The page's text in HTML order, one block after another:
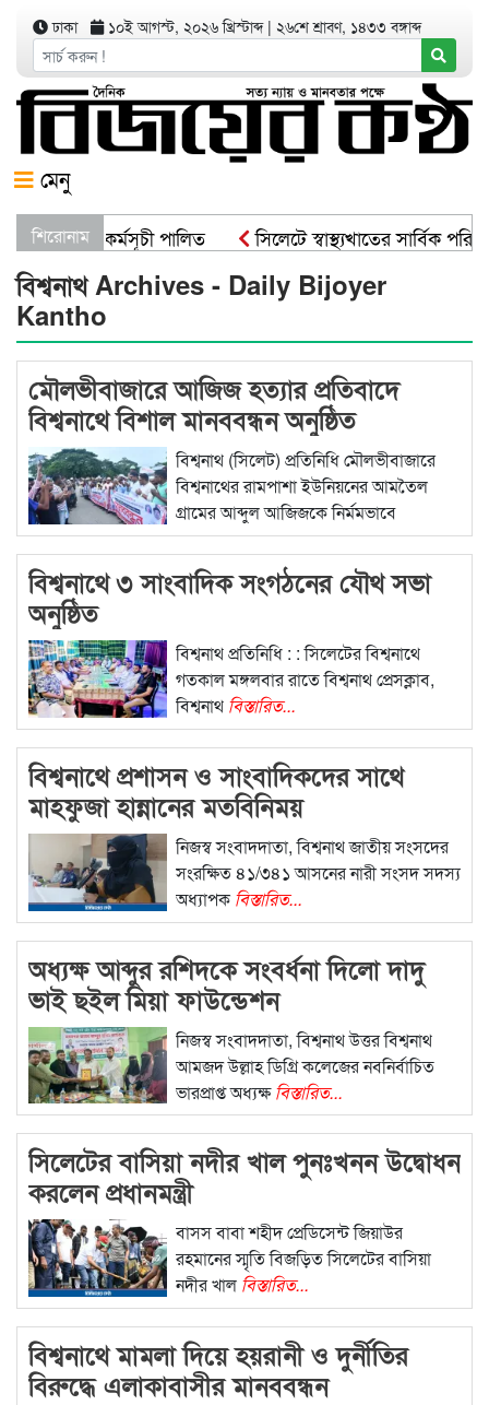
ঢাকা ১০ই আগস্ট, ২০২৬ খ্রিস্টাব্দ| ২৬শে শ্রাবণ, ১৪৩৩ বঙ্গাব্দ
মেনু
শিরোনাম
বৃক্ষরোপণ কর্মসূচী পালিত সিলেটে স্বাস্থ্যখাতের সার্বিক
বিশ্বনাথ Archives - Daily Bijoyer
Kantho
মৌলভীবাজারে আজিজ হত্যার প্রতিবাদে
বিশ্বনাথে বিশাল মানববন্ধন অনুষ্ঠিত
​বিশ্বনাথ (সিলেট) প্রতিনিধি মৌলভীবাজারে
বিশ্বনাথের রামপাশা ইউনিয়নের আমতৈল
গ্রামের আব্দুল আজিজকে নির্মমভাবে
বিস্তারিত...
বিশ্বনাথে ৩ সাংবাদিক সংগঠনের যৌথ সভা
অনুষ্ঠিত
বিশ্বনাথ প্রতিনিধি : : সিলেটের বিশ্বনাথে
গতকাল মঙ্গলবার রাতে বিশ্বনাথ প্রেসক্লাব,
বিশ্বনাথ বিস্তারিত...
বিশ্বনাথে প্রশাসন ও সাংবাদিকদের সাথে
মাহফুজা হান্নানের মতবিনিময়
নিজস্ব সংবাদদাতা, বিশ্বনাথ জাতীয় সংসদের
সংরক্ষিত ৪১/৩৪১ আসনের নারী সংসদ সদস্য
অধ্যাপক বিস্তারিত...
অধ্যক্ষ আব্দুর রশিদকে সংবর্ধনা দিলো দাদু
ভাই ছইল মিয়া ফাউন্ডেশন
নিজস্ব সংবাদদাতা, বিশ্বনাথ উত্তর বিশ্বনাথ
আমজদ উল্লাহ ডিগ্রি কলেজের নবনির্বাচিত
ভারপ্রাপ্ত অধ্যক্ষবিস্তারিত...
সিলেটের বাসিয়া নদীর খাল পুনঃখনন উদ্বোধন
করলেন প্রধানমন্ত্রী
বাসস বাবা শহীদ প্রেডিসেন্ট জিয়াউর
রহমানের স্মৃতি বিজড়িত সিলেটের বাসিয়া
নদীর খাল বিস্তারিত...
বিশ্বনাথে মামলা দিয়ে হয়রানী ও দুর্নীতির
বিরুদ্ধে এলাকাবাসীর মানববন্ধন